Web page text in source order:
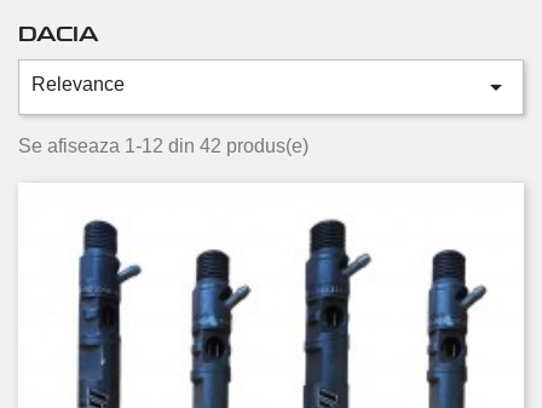
Dokker
4
Logan
Sandero
Stare
Nou 20 Folosit 22
DACIA
Relevance 
Se afiseaza 1-12 din 42 produs(e)